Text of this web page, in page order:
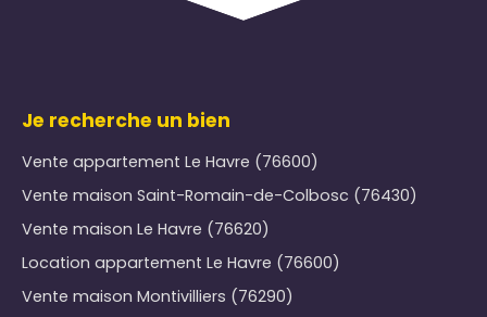
Je recherche un bien
Vente appartement Le Havre (76600)
Vente maison Saint-Romain-de-Colbosc (76430)
Vente maison Le Havre (76620)
Location appartement Le Havre (76600)
Vente maison Montivilliers (76290)